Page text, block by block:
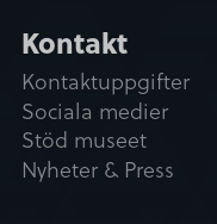
Kontakt
Kontaktuppgifter
Sociala medier
Stöd museet
Nyheter & Press